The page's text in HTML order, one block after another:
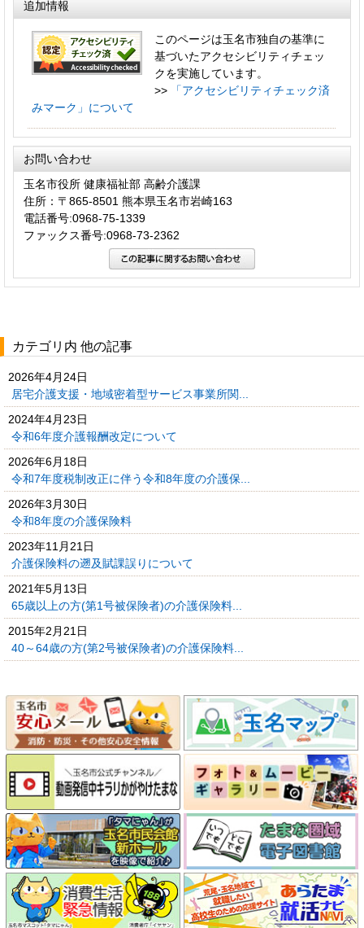
追加情報
このページは玉名市独自の基準に
基づいたアクセシビリティチェッ
クを実施しています。
>>
「アクセシビリティチェック済
みマーク」について
お問い合わせ
玉名市役所 健康福祉部 高齢介護課
住所：〒865-8501 熊本県玉名市岩崎163
電話番号:0968-75-1339
ファックス番号:0968-73-2362
カテゴリ内 他の記事
2026年4月24日
居宅介護支援・地域密着型サービス事業所関...
2024年4月23日
令和6年度介護報酬改定について
2026年6月18日
令和7年度税制改正に伴う令和8年度の介護保...
2026年3月30日
令和8年度の介護保険料
2023年11月21日
介護保険料の遡及賦課誤りについて
2021年5月13日
65歳以上の方(第1号被保険者)の介護保険料...
2015年2月21日
40～64歳の方(第2号被保険者)の介護保険料...